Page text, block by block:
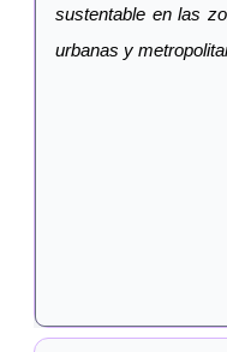
sustentable en las
urbanas y